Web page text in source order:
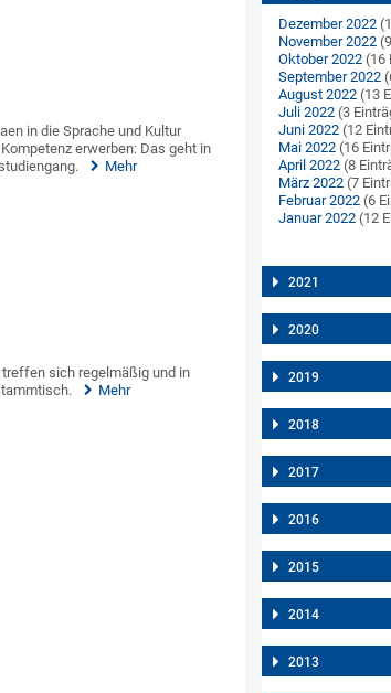
in die Sprache und Kultur
erwerben: Das geht in
Mehr
sich regelmäßig und in
Mehr
Dezember 2022
November 2022
Oktober 2022(16
September 2022
August 2022(13
Juli 2022(3
Juni 2022(12
Mai 2022(16
April 2022(8
März 2022(7
Februar 2022(6
Januar 2022(12
2021
2020
2019
2018
2017
2016
2015
2014
2013